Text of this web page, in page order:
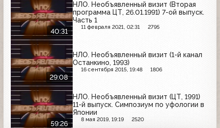
40:31
НЛО. Необъявленный визит (Вторая
программа ЦТ, 26.01.1991) 7-ой выпуск.
Часть 1
11 февраля 2021, 02:31 2795
29:08
НЛО. Необъявленный визит (1-й канал
Останкино, 1993)
16 сентября 2015, 19:48 1806
59:26
НЛО. Необъявленный визит (ЦТ, 1991)
11-й выпуск. Симпозиум по уфологии в
Японии
8 мая 2019, 19:19 2520